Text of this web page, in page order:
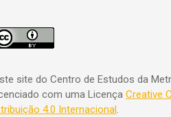
site do Centro de Estudos da
com uma Licença Creative
4.0 Internacional.